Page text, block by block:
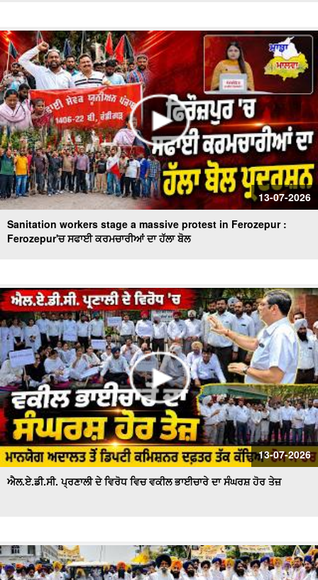
13-07-2026
Sanitation workers stage a massive protest in Ferozepur :
Ferozepur'ਚ ਸਫਾਈ ਕਰਮਚਾਰੀਆਂ ਦਾ ਹੱਲਾ ਬੋਲ
13-07-2026
ਐਲ.ਏ.ਡੀ.ਸੀ. ਪ੍ਰਣਾਲੀ ਦੇ ਵਿਰੋਧ ਵਿਚ ਵਕੀਲ ਭਾਈਚਾਰੇ ਦਾ ਸੰਘਰਸ਼ ਹੋਰ ਤੇਜ਼